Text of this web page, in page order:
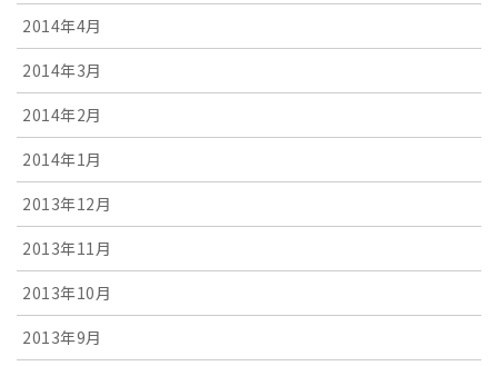
2014年4月
2014年3月
2014年2月
2014年1月
2013年12月
2013年11月
2013年10月
2013年9月